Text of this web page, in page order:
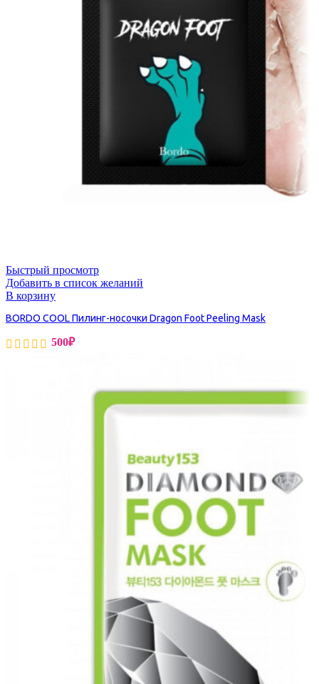
Быстрый просмотр
Добавить в список желаний
В корзину
BORDO COOL Пилинг-носочки Dragon Foot Peeling Mask
500₽